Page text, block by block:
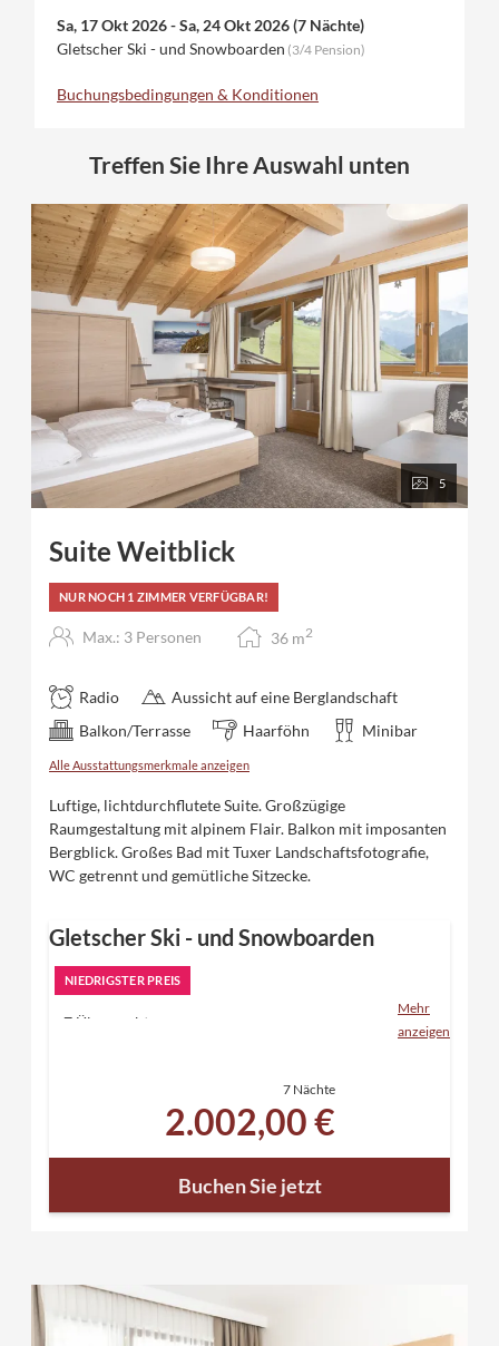
Sa, 17 Okt 2026-Sa, 24 Okt 2026(7 Nächte)
Gletscher Ski - und Snowboarden (3/4 Pension)
Buchungsbedingungen & Konditionen
Treffen Sie Ihre Auswahl unten
5
Suite Weitblick
NUR NOCH 1 ZIMMER VERFÜGBAR!
Max.: 3 Personen 36 m2
Radio
Aussicht auf eine Berglandschaft
Balkon/Terrasse
Haarföhn Minibar
Alle Ausstattungsmerkmale anzeigen
Luftige, lichtdurchflutete Suite. Großzügige
Raumgestaltung mit alpinem Flair. Balkon mit imposanten
Bergblick. Großes Bad mit Tuxer Landschaftsfotografie,
WC getrennt und gemütliche Sitzecke.
Gletscher Ski - und Snowboarden
NIEDRIGSTER PREIS
7 Übernachtungen
6 Tage Skipass für den Hintertuxer Gletscher
Relaxen in unserem Saunaparadies mit direktem
Zugang in den verschneiten Garten
kostenloser Skibustransfer - mit dem Tuxer
Sportbus in 5 Minuten ins Skigebiet Zillertal 3000
und in 7 Minuten zum Hintertuxer Gletscher -
Mehr
anzeigen
7 Nächte
2.002,00 €
Buchen Sie jetzt